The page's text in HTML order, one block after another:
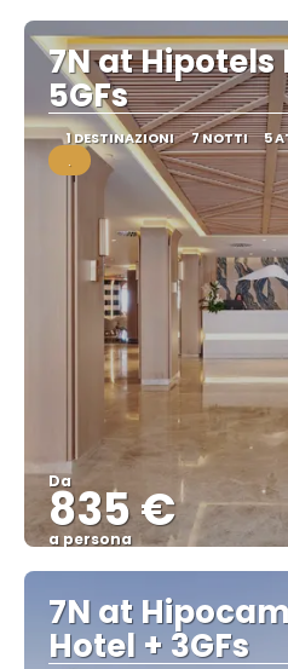
7N at Hipotels
5GFs
1 DESTINAZIONI 7 NOTTI 5
.
Da
835 €
a persona
7N at
Hotel + 3GFs